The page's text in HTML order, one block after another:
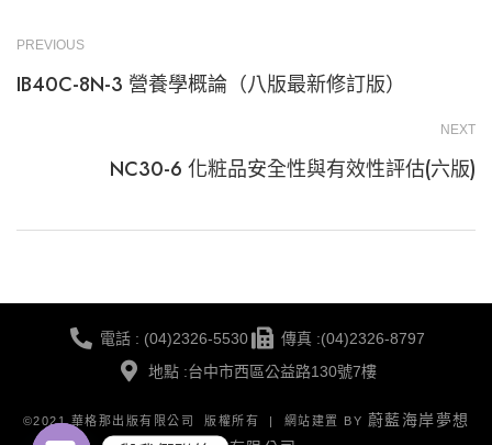
PREVIOUS
IB40C-8N-3 營養學概論（八版最新修訂版）
NEXT
NC30-6 化粧品安全性與有效性評估(六版)
電話 : (04)2326-5530
傳真 :(04)2326-8797
地點 :台中市西區公益路130號7樓
©2021 華格那出版有限公司 版權所有 | 網站建置 BY 蔚藍海岸夢想